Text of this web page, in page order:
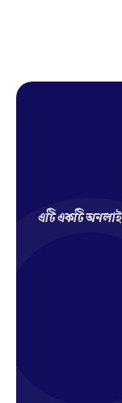
এটি একটি